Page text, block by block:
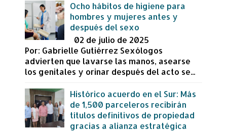
Ocho hábitos de higiene para
hombres y mujeres antes y
después del sexo
02 de julio de 2025
Por: Gabrielle Gutiérrez Sexólogos
advierten que lavarse las manos, asearse
los genitales y orinar después del acto se...
Histórico acuerdo en el Sur: Más
de 1,500 parceleros recibirán
títulos definitivos de propiedad
gracias a alianza estratégica